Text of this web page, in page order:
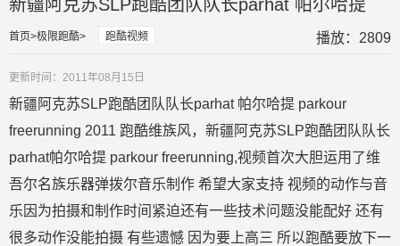
诀
造中国
蓝图
新疆阿克苏SLP跑酷团队队长parhat 帕尔哈提
首页 极限跑酷 跑酷视频 播放：2809
更新时间：2011年08月15日
新疆阿克苏SLP跑酷团队队长parhat 帕尔哈提 parkour
freerunning 2011 跑酷维族风，新疆阿克苏SLP跑酷团队队长
parhat帕尔哈提 parkour freerunning,视频首次大胆运用了维
吾尔名族乐器弹拨尔音乐制作 希望大家支持 视频的动作与音
乐因为拍摄和制作时间紧迫还有一些技术问题没能配好 还有
很多动作没能拍摄 有些遗憾 因为要上高三 所以跑酷要放下一